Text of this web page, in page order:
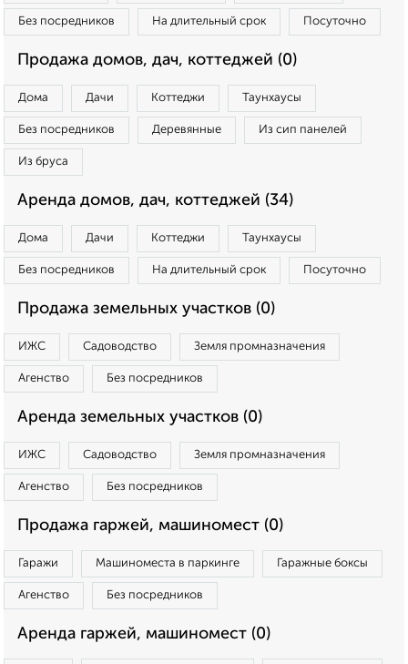
Без посредников На длительный срок Посуточно
Продажа домов, дач, коттеджей (0)
Дома Дачи Коттеджи Таунхаусы
Без посредников Деревянные Из сип панелей
Из бруса
Аренда домов, дач, коттеджей (34)
Дома Дачи Коттеджи Таунхаусы
Без посредников На длительный срок Посуточно
Продажа земельных участков (0)
ИЖС Садоводство Земля промназначения
Агенство Без посредников
Аренда земельных участков (0)
ИЖС Садоводство Земля промназначения
Агенство Без посредников
Продажа гаржей, машиномест (0)
Гаражи Машиноместа в паркинге Гаражные боксы
Агенство Без посредников
Аренда гаржей, машиномест (0)